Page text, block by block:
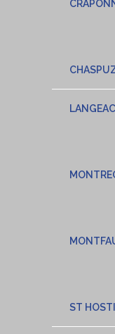
LANGEAC
ST